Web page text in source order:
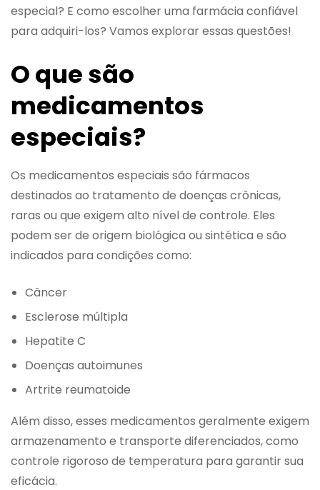
especial? E como escolher uma farmácia confiável
para adquiri-los? Vamos explorar essas questões!
O que são
medicamentos
especiais?
Os medicamentos especiais são fármacos
destinados ao tratamento de doenças crônicas,
raras ou que exigem alto nível de controle. Eles
podem ser de origem biológica ou sintética e são
indicados para condições como:
Câncer
Esclerose múltipla
Hepatite C
Doenças autoimunes
Artrite reumatoide
Além disso, esses medicamentos geralmente exigem
armazenamento e transporte diferenciados, como
controle rigoroso de temperatura para garantir sua
eficácia.